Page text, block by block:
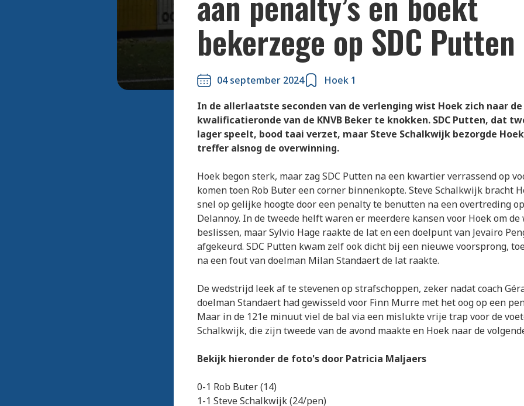
bekerzege op SDC Putten
04 september 2024
Hoek 1
In de allerlaatste seconden van de verlenging wist Hoek zich naar
kwalificatieronde van de KNVB Beker te knokken. SDC Putten, dat
lager speelt, bood taai verzet, maar Steve Schalkwijk bezorgde
treffer alsnog de overwinning.
Hoek begon sterk, maar zag SDC Putten na een kwartier verrassend op
komen toen Rob Buter een corner binnenkopte. Steve Schalkwijk bracht
snel op gelijke hoogte door een penalty te benutten na een overtreding
Delannoy. In de tweede helft waren er meerdere kansen voor Hoek om
beslissen, maar Sylvio Hage raakte de lat en een doelpunt van Jevairo
afgekeurd. SDC Putten kwam zelf ook dicht bij een nieuwe voorsprong,
na een fout van doelman Milan Standaert de lat raakte.
De wedstrijd leek af te stevenen op strafschoppen, zeker nadat coach
doelman Standaert had gewisseld voor Finn Murre met het oog op een
Maar in de 121e minuut viel de bal via een mislukte vrije trap voor de
Schalkwijk, die zijn tweede van de avond maakte en Hoek naar de
Bekijk hieronder de foto's door Patricia Maljaers
0-1 Rob Buter (14)
1-1 Steve Schalkwijk (24/pen)